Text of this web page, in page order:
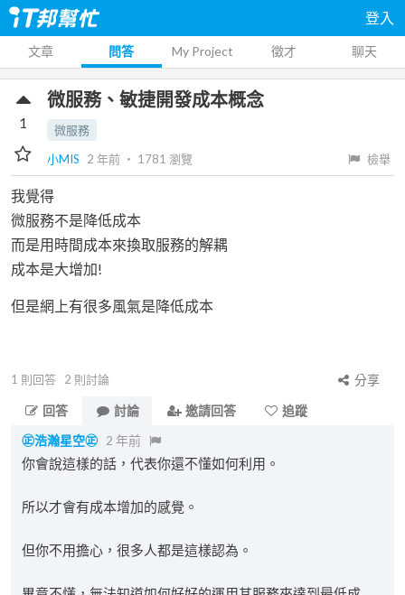
登入
文章 問答 My Project 徵才 聊天
微服務、敏捷開發成本概念
微服務
小MIS
2 年前 ‧ 1781 瀏覽 檢舉
1
我覺得
微服務不是降低成本
而是用時間成本來換取服務的解耦
成本是大增加!
但是網上有很多風氣是降低成本
1 則回答 2 則討論
分享
回答
討論 邀請回答
追蹤
㊣浩瀚星空㊣ 2 年前
你會說這樣的話，代表你還不懂如何利用。
所以才會有成本增加的感覺。
但你不用擔心，很多人都是這樣認為。